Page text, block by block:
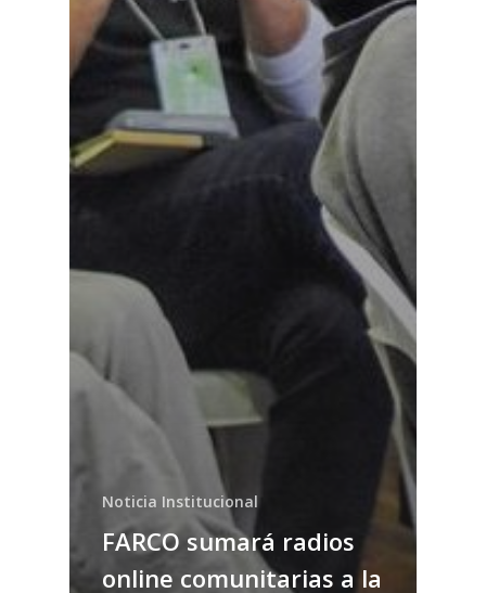
Noticia Institucional
FARCO sumará radios
online comunitarias a la